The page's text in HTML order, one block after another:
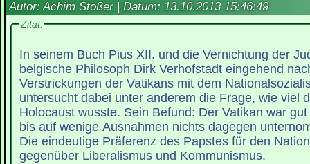
Autor: Achim Stößer | Datum: 13.10.2013 15:46:49
Zitat:
In seinem Buch Pius XII. und die Vernichtung der
belgische Philosoph Dirk Verhofstadt eingehend
Verstrickungen der Vatikans mit dem
untersucht dabei unter anderem die Frage, wie viel
Holocaust wusste. Sein Befund: Der Vatikan war
bis auf wenige Ausnahmen nichts dagegen
Die eindeutige Präferenz des Papstes für den
gegenüber Liberalismus und Kommunismus.